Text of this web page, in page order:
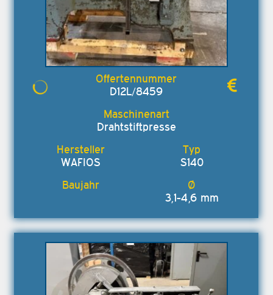
D12L/8459
Drahtstiftpresse
WAFIOS S140
3,1-4,6 mm